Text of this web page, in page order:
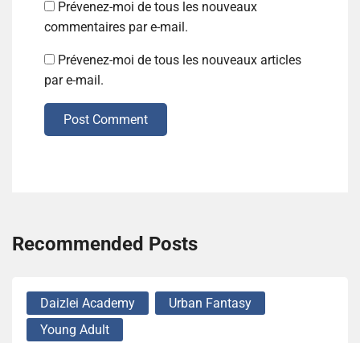
Prévenez-moi de tous les nouveaux
commentaires par e-mail.
Prévenez-moi de tous les nouveaux articles
par e-mail.
Post Comment
Recommended Posts
Daizlei Academy
Urban Fantasy
Young Adult